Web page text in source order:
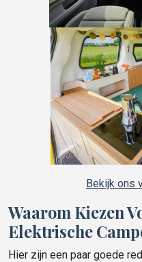
Bekijk ons
Waarom Kiezen
Elektrische
Hier zijn een paar goede